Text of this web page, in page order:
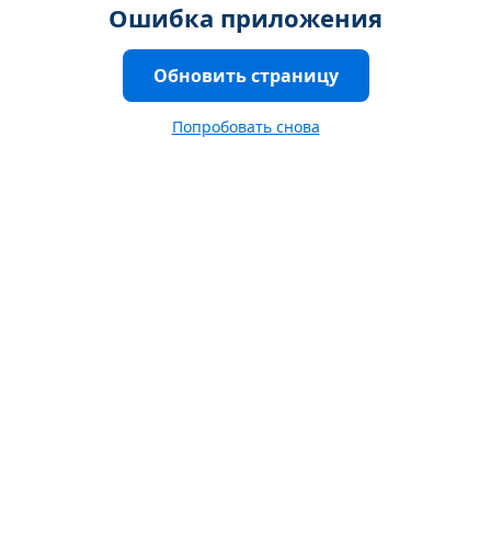
Ошибка приложения
Обновить страницу
Попробовать снова